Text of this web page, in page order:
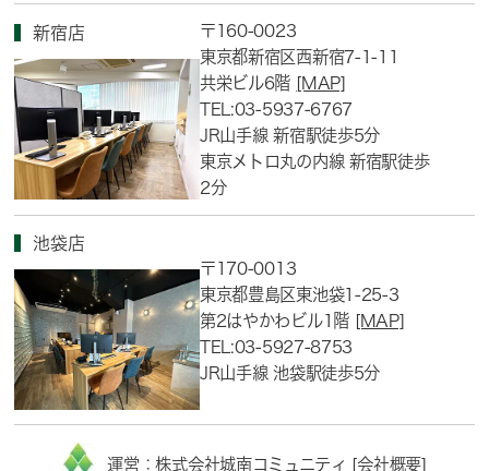
新宿店
〒160-0023
東京都新宿区西新宿7-1-11
共栄ビル6階 [MAP]
TEL:03-5937-6767
JR山手線 新宿駅徒歩5分
東京メトロ丸の内線 新宿駅徒歩
2分
池袋店
〒170-0013
東京都豊島区東池袋1-25-3
第2はやかわビル1階 [MAP]
TEL:03-5927-8753
JR山手線 池袋駅徒歩5分
運営：株式会社城南コミュニティ [会社概要]